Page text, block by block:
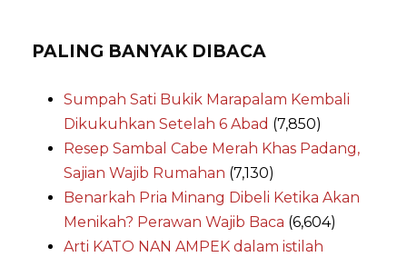
PALING BANYAK DIBACA
Sumpah Sati Bukik Marapalam Kembali
Dikukuhkan Setelah 6 Abad (7,850)
Resep Sambal Cabe Merah Khas Padang,
Sajian Wajib Rumahan (7,130)
Benarkah Pria Minang Dibeli Ketika Akan
Menikah? Perawan Wajib Baca (6,604)
Arti KATO NAN AMPEK dalam istilah